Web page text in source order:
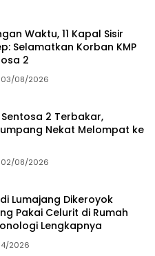
Waktu, 11 Kapal Sisir
Selamatkan Korban KMP
2
03/08/2026
Sentosa 2 Terbakar,
Nekat Melompat ke
02/08/2026
Lumajang Dikeroyok
Pakai Celurit di Rumah
Lengkapnya
2026